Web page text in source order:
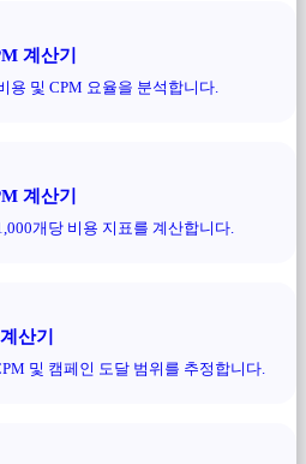
계산기
용 및 CPM 요율을 분석합니다.
계산기
개당 비용 지표를 계산합니다.
산기
및 캠페인 도달 범위를 추정합니다.